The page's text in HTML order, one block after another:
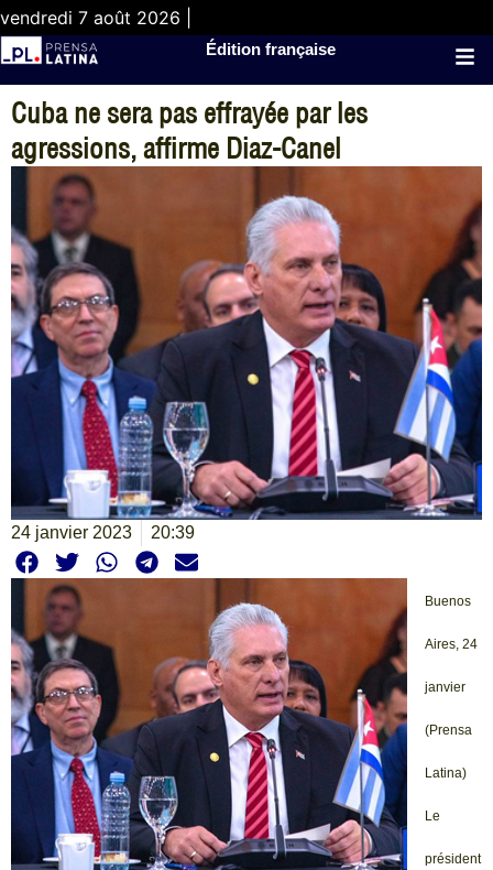
vendredi 7 août 2026 |
Édition française
Cuba ne sera pas effrayée par les
agressions, affirme Diaz-Canel
24 janvier 2023 20:39
Buenos
Aires, 24
janvier
(Prensa
Latina)
Le
président